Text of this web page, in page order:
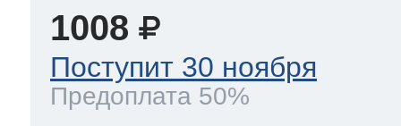
1008
Поступит 30 ноября
Предоплата 50%